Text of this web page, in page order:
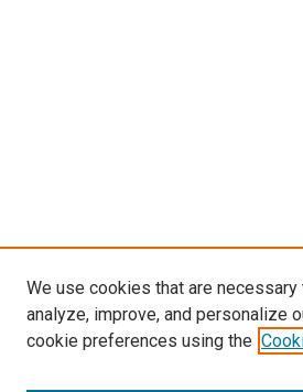
We use cookies that are
analyze, improve, and personalize
cookie preferences using the